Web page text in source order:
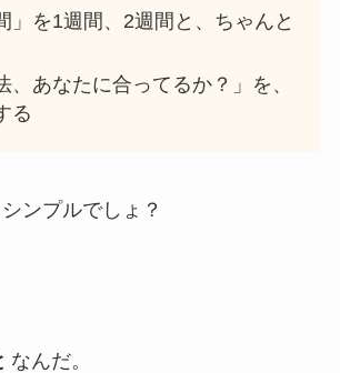
」を1週間、2週間と、ちゃんと
、あなたに合ってるか？」を、
る
ンプルでしょ？
なんだ。